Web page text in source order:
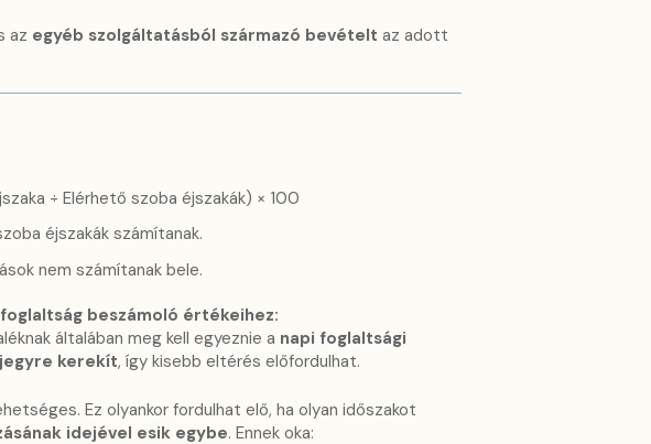
az egyéb szolgáltatásból származó bevételt az adott
÷ Elérhető szoba éjszakák) × 100
éjszakák számítanak.
nem számítanak bele.
beszámoló értékeihez:
általában meg kell egyeznie a napi foglaltsági
kerekít, így kisebb eltérés előfordulhat.
Ez olyankor fordulhat elő, ha olyan időszakot
idejével esik egybe. Ennek oka: